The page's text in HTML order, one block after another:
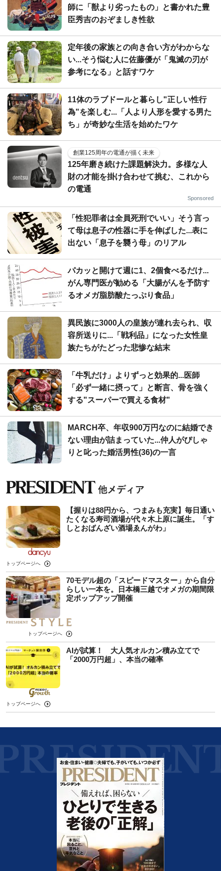
師に「獣より劣ったもの」と書かれた豊
臣秀吉のおぞましき性欲
定年後の家族との向き合い方がわからな
い...そう悩む人に佐藤優が「鬼滅の刃が
参考になる」と話すワケ
11体のラブドールと暮らし"正しい性行
為"を楽しむ...「人より人形を愛する男た
ち」が奇妙な生活を始めたワケ
創業125周年の電通が描く未来
125年磨き続けた課題解決力。多様な人
財の才能を掛け合わせて挑む、これから
の電通
Sponsored
「性犯罪者は全員死刑でいい」そう言っ
て母は息子の性器に手を伸ばした...表に
出ない「息子を襲う母」のリアル
パカッと開けて週に1、2個食べるだけ...
がん専門医が勧める「大腸がんを予防す
るオメガ脂肪酸たっぷり食品」
異民族に3000人の皇族が連れ去られ、収
容所送りに...「戦利品」になった女性皇
族たちがたどった悲惨な結末
「牛乳だけ」よりずっと効果的...医師
「必ず一緒に摂って」と断言、骨を強く
する"スーパーで買える食材"
MARCH卒、年収900万円なのに結婚でき
ない理由が詰まっていた...仲人がぴしゃ
りと叱った婚活男性(36)の一言
【握りは88円から、つまみも充実】毎日通い
たくなる寿司酒場が代々木上原に誕生。「す
しとおばんざい酒場ゑんがわ」
トップページへ
70モデル超の「スピードマスター」から自分
らしい一本を。日本橋三越でオメガの期間限
定ポップアップ開催
トップページへ
AIが試算！ 大人気オルカン積み立てで
「2000万円超」、本当の確率
トップページへ